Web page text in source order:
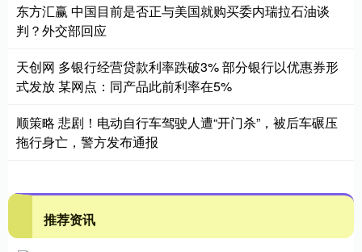
东方汇赢 中国目前是否正与美国就购买委内瑞拉石油谈
判？外交部回应
天创网 多银行经营贷款利率跌破3% 部分银行以优惠券形
式发放 某网点：同产品此前利率在5%
顺策略 悲剧！电动自行车驾驶人遭“开门杀”，被后车碾压
拖行身亡，警方发布通报
推荐资讯